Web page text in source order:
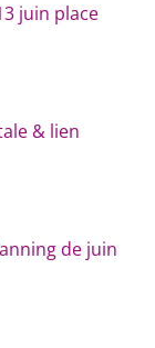
juin place
& lien
de juin